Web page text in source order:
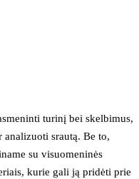
turinį bei skelbimus,
srautą. Be to,
su visuomeninės
kurie gali ją pridėti prie